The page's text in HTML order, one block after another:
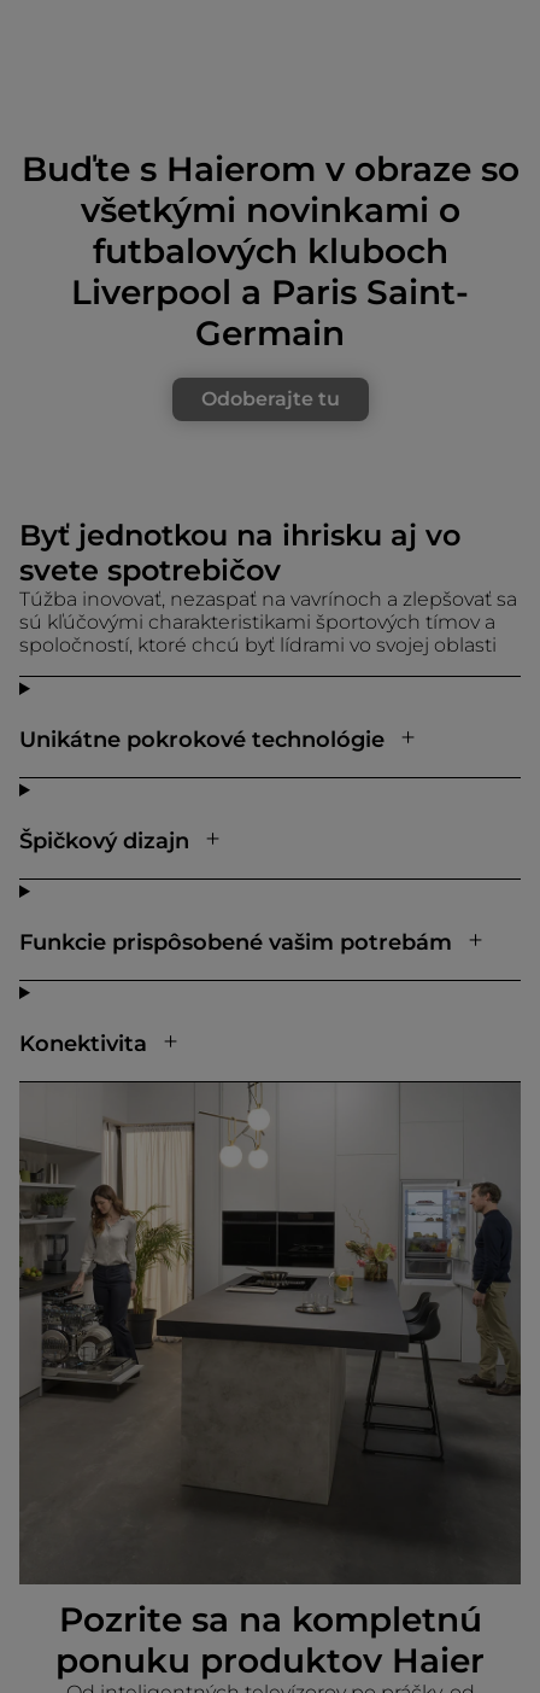
Buďte s Haierom v obraze so
všetkými novinkami o
futbalových kluboch
Liverpool a Paris Saint-
Germain
Odoberajte tu
Byť jednotkou na ihrisku aj vo
svete spotrebičov
Túžba inovovať, nezaspať na vavrínoch a zlepšovať sa
sú kľúčovými charakteristikami športových tímov a
spoločností, ktoré chcú byť lídrami vo svojej oblasti
Unikátne pokrokové technológie
Špičkový dizajn
Funkcie prispôsobené vašim potrebám
Konektivita
Pozrite sa na kompletnú
ponuku produktov Haier